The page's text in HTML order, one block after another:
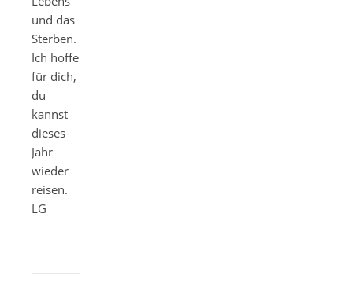
und das
Sterben.
Ich hoffe
für dich,
du
kannst
dieses
Jahr
wieder
reisen.
LG